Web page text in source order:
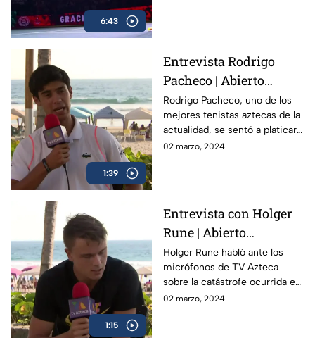
6:43
1:39
Entrevista Rodrigo
Pacheco | Abierto
Mexicano de Tenis
Rodrigo Pacheco, uno de los
mejores tenistas aztecas de la
actualidad, se sentó a platicar
con TV Azteca previo al
02 marzo, 2024
1:15
Entrevista con Holger
Rune | Abierto
Mexicano de Tenis
Holger Rune habló ante los
micrófonos de TV Azteca
sobre la catástrofe ocurrida en
Acapulco y como el Abierto
02 marzo, 2024